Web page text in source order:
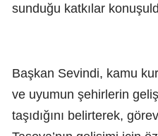
sunduğu katkılar
Başkan Sevindi, kamu
ve uyumun şehirlerin
taşıdığını belirterek,